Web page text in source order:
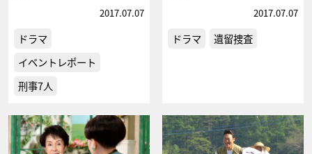
2017.07.07
ドラマ
イベントレポート
刑事7人
2017.07.07
ドラマ 遺留捜査